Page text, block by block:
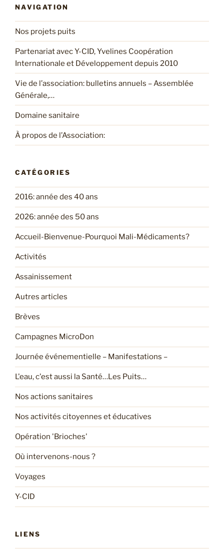
NAVIGATION
Nos projets puits
Partenariat avec Y-CID, Yvelines Coopération
Internationale et Développement depuis 2010
Vie de l’association: bulletins annuels – Assemblée
Générale,…
Domaine sanitaire
À propos de l’Association:
CATÉGORIES
2016: année des 40 ans
2026: année des 50 ans
Accueil-Bienvenue-Pourquoi Mali-Médicaments?
Activités
Assainissement
Autres articles
Brèves
Campagnes MicroDon
Journée événementielle – Manifestations –
L'eau, c'est aussi la Santé…Les Puits…
Nos actions sanitaires
Nos activités citoyennes et éducatives
Opération 'Brioches'
Où intervenons-nous ?
Voyages
Y-CID
LIENS